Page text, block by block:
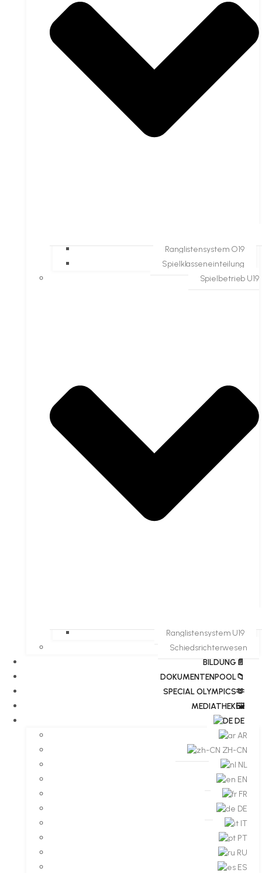
Ranglistensystem O19
Spielklasseneinteilung
Spielbetrieb U19
Ranglistensystem U19
Schiedsrichterwesen
BILDUNG📄
DOKUMENTENPOOL📁
​​SPECIAL OLYMPICS🫶
MEDIATHEK🖼️​
DE
AR
ZH-CN
NL
EN
FR
DE
IT
PT
RU
ES